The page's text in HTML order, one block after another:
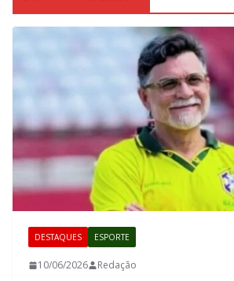
DESTAQUES ESPORTE
10/06/2026 Redação